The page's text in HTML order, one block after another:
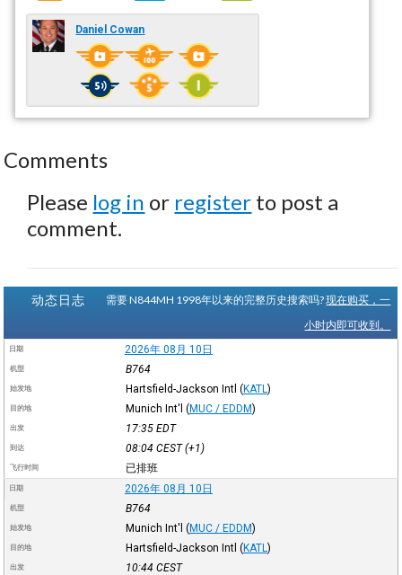
Daniel Cowan
Comments
Please log in or register to post a
comment.
动态日志 需要 N844MH 1998年以来的完整历史搜索吗?现在购买，一
小时内即可收到。
日期 2026年 08月 10日
机型 B764
始发地 Hartsfield-Jackson Intl (KATL )
目的地 Munich Int'l (MUC / EDDM)
出发 17:35 EDT
到达 08:04 CEST(+1)
飞行时间 已排班
日期 2026年 08月 10日
机型 B764
始发地 Munich Int'l (MUC / EDDM)
目的地 Hartsfield-Jackson Intl (KATL )
出发 10:44 CEST